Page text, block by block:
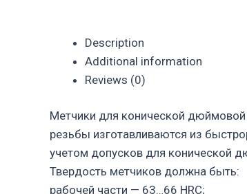
Description
Additional information
Reviews (0)
Метчики для конической
резьбы изготавливаются из
учетом допусков для конической
Твердость метчиков должна быть:
рабочей части — 63…66 HRC;